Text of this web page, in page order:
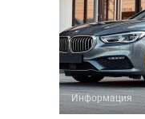
Информация